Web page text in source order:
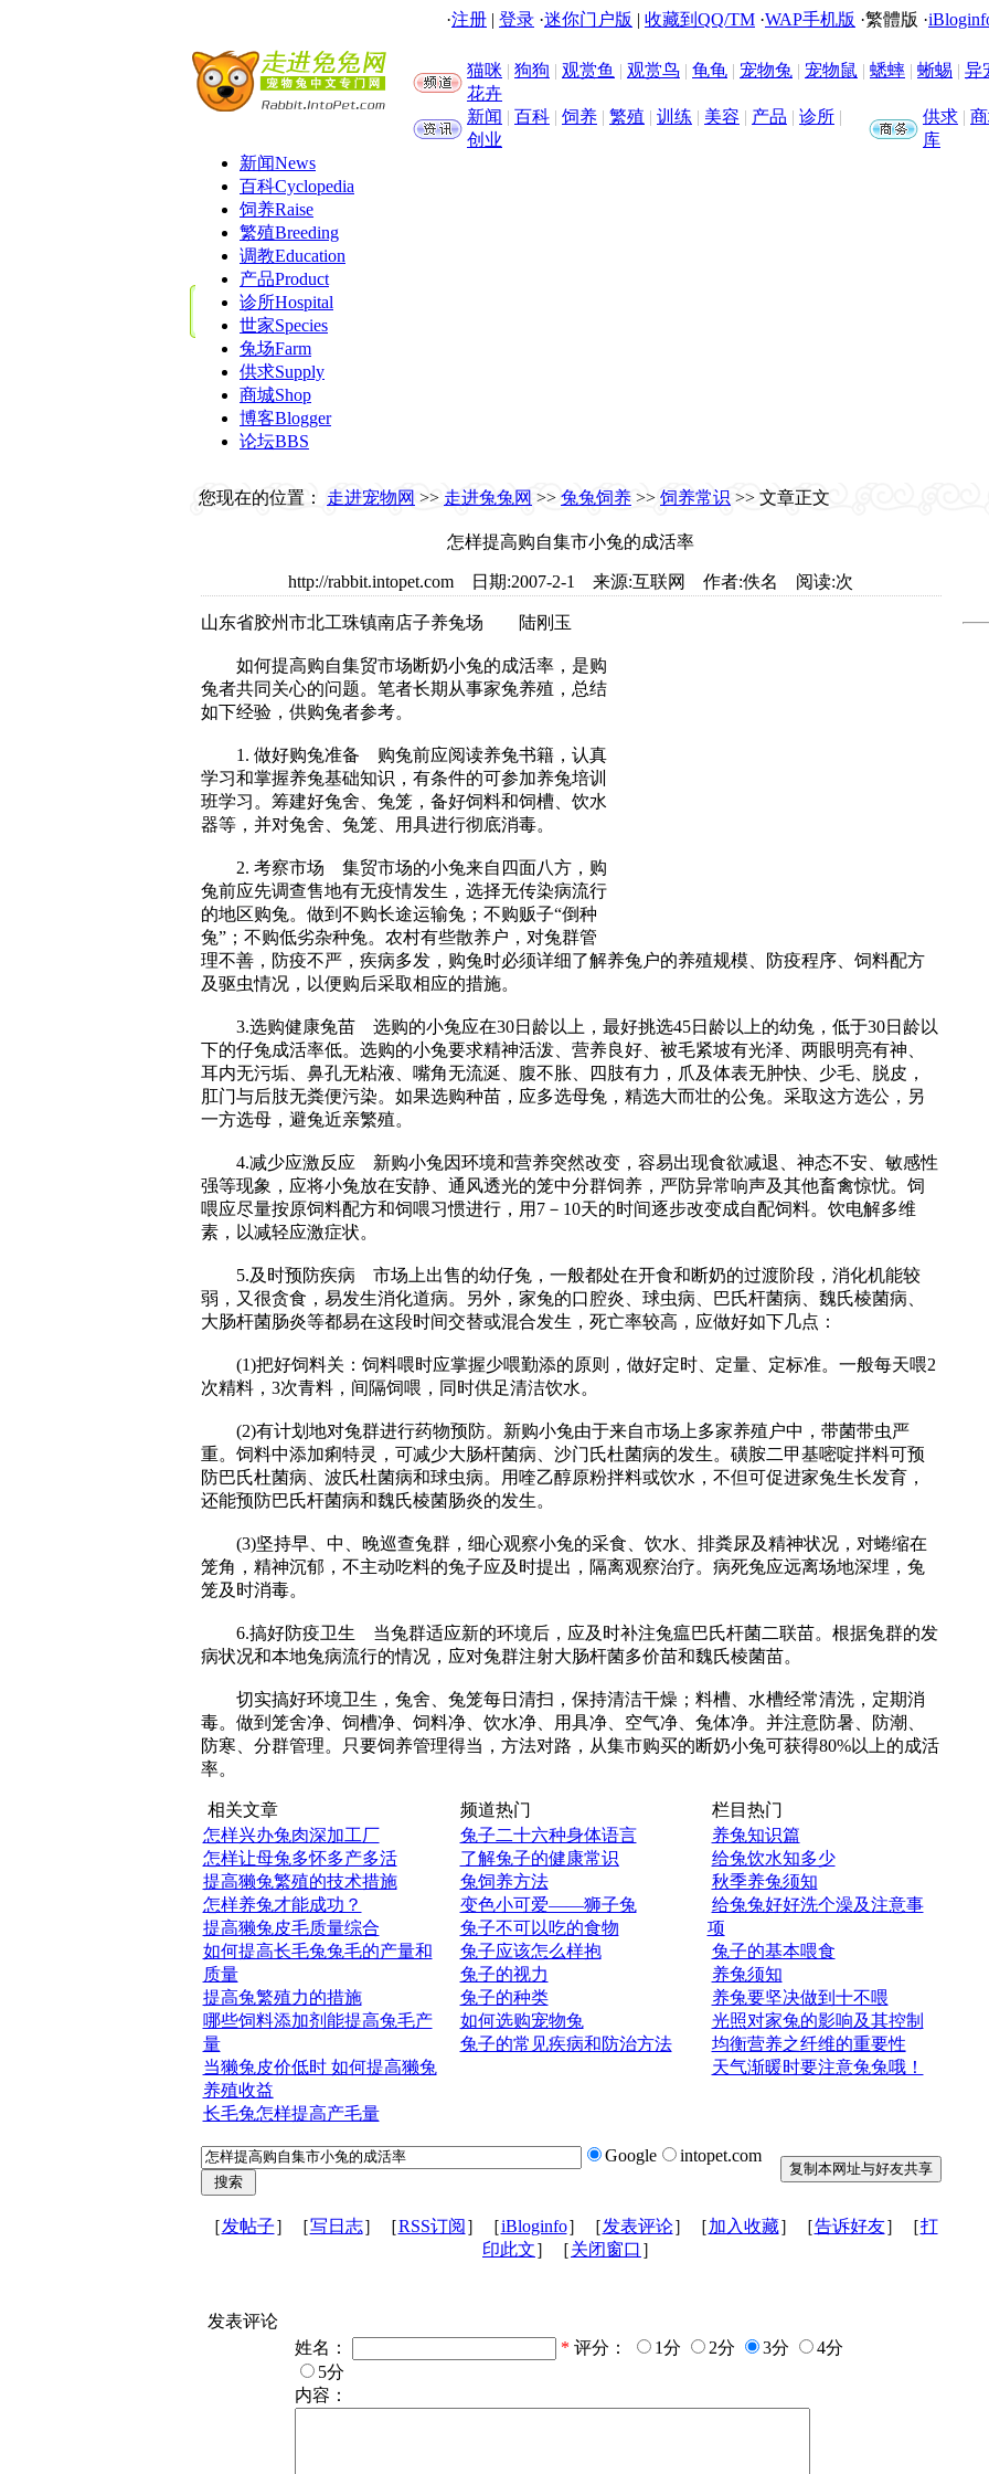
·注册 | 登录 ·迷你门户版 | 收藏到QQ/TM ·WAP手机版 ·繁體版 ·
猫咪 | 狗狗 | 观赏鱼 | 观赏鸟 | 龟龟 | 宠物兔 | 宠物鼠 | 蟋蟀 | 蜥蜴 | 异
花卉
新闻 | 百科 | 饲养 | 繁殖 | 训练 | 美容 | 产品 | 诊所 |
创业
供求 |
库
新闻News
百科Cyclopedia
饲养Raise
繁殖Breeding
调教Education
产品Product
诊所Hospital
世家Species
兔场Farm
供求Supply
商城Shop
博客Blogger
论坛BBS
您现在的位置： 走进宠物网 >> 走进兔兔网 >> 兔兔饲养 >> 饲养常识 >> 文章正文
怎样提高购自集市小兔的成活率
http://rabbit.intopet.com 日期:2007-2-1 来源:互联网 作者:佚名 阅读:次
山东省胶州市北工珠镇南店子养兔场 陆刚玉
如何提高购自集贸市场断奶小兔的成活率，是购
兔者共同关心的问题。笔者长期从事家兔养殖，总结
如下经验，供购兔者参考。
1. 做好购兔准备 购兔前应阅读养兔书籍，认真
学习和掌握养兔基础知识，有条件的可参加养兔培训
班学习。筹建好兔舍、兔笼，备好饲料和饲槽、饮水
器等，并对兔舍、兔笼、用具进行彻底消毒。
2. 考察市场 集贸市场的小兔来自四面八方，购
兔前应先调查售地有无疫情发生，选择无传染病流行
的地区购兔。做到不购长途运输兔；不购贩子“倒种
兔”；不购低劣杂种兔。农村有些散养户，对兔群管
理不善，防疫不严，疾病多发，购兔时必须详细了解养兔户的养殖规模、防疫程序、饲料配方
及驱虫情况，以便购后采取相应的措施。
3.选购健康兔苗 选购的小兔应在30日龄以上，最好挑选45日龄以上的幼兔，低于30日龄以
下的仔兔成活率低。选购的小兔要求精神活泼、营养良好、被毛紧坡有光泽、两眼明亮有神、
耳内无污垢、鼻孔无粘液、嘴角无流涎、腹不胀、四肢有力，爪及体表无肿快、少毛、脱皮，
肛门与后肢无粪便污染。如果选购种苗，应多选母兔，精选大而壮的公兔。采取这方选公，另
一方选母，避兔近亲繁殖。
4.减少应激反应 新购小兔因环境和营养突然改变，容易出现食欲减退、神态不安、敏感性
强等现象，应将小兔放在安静、通风透光的笼中分群饲养，严防异常响声及其他畜禽惊忧。饲
喂应尽量按原饲料配方和饲喂习惯进行，用7－10天的时间逐步改变成自配饲料。饮电解多维
素，以减轻应激症状。
5.及时预防疾病 市场上出售的幼仔兔，一般都处在开食和断奶的过渡阶段，消化机能较
弱，又很贪食，易发生消化道病。另外，家兔的口腔炎、球虫病、巴氏杆菌病、魏氏棱菌病、
大肠杆菌肠炎等都易在这段时间交替或混合发生，死亡率较高，应做好如下几点：
(1)把好饲料关：饲料喂时应掌握少喂勤添的原则，做好定时、定量、定标准。一般每天喂2
次精料，3次青料，间隔饲喂，同时供足清洁饮水。
(2)有计划地对兔群进行药物预防。新购小兔由于来自市场上多家养殖户中，带菌带虫严
重。饲料中添加痢特灵，可减少大肠杆菌病、沙门氏杜菌病的发生。磺胺二甲基嘧啶拌料可预
防巴氏杜菌病、波氏杜菌病和球虫病。用喹乙醇原粉拌料或饮水，不但可促进家兔生长发育，
还能预防巴氏杆菌病和魏氏棱菌肠炎的发生。
(3)坚持早、中、晚巡查兔群，细心观察小兔的采食、饮水、排粪尿及精神状况，对蜷缩在
笼角，精神沉郁，不主动吃料的兔子应及时提出，隔离观察治疗。病死兔应远离场地深埋，兔
笼及时消毒。
6.搞好防疫卫生 当兔群适应新的环境后，应及时补注兔瘟巴氏杆菌二联苗。根据兔群的发
病状况和本地兔病流行的情况，应对兔群注射大肠杆菌多价苗和魏氏棱菌苗。
切实搞好环境卫生，兔舍、兔笼每日清扫，保持清洁干燥；料槽、水槽经常清洗，定期消
毒。做到笼舍净、饲槽净、饲料净、饮水净、用具净、空气净、兔体净。并注意防暑、防潮、
防寒、分群管理。只要饲养管理得当，方法对路，从集市购买的断奶小兔可获得80%以上的成活
率。
相关文章
怎样兴办兔肉深加工厂
怎样让母兔多怀多产多活
提高獭兔繁殖的技术措施
怎样养兔才能成功？
提高獭兔皮毛质量综合
如何提高长毛兔兔毛的产量和
质量
提高兔繁殖力的措施
哪些饲料添加剂能提高兔毛产
量
当獭兔皮价低时 如何提高獭兔
养殖收益
长毛兔怎样提高产毛量
频道热门
兔子二十六种身体语言
了解兔子的健康常识
兔饲养方法
变色小可爱——狮子兔
兔子不可以吃的食物
兔子应该怎么样抱
兔子的视力
兔子的种类
如何选购宠物兔
兔子的常见疾病和防治方法
栏目热门
养兔知识篇
给兔饮水知多少
秋季养兔须知
给兔兔好好洗个澡及注意事
项
兔子的基本喂食
养兔须知
养兔要坚决做到十不喂
光照对家兔的影响及其控制
均衡营养之纤维的重要性
天气渐暖时要注意兔兔哦！
Google intopet.com
［发帖子］［写日志］［RSS订阅 ］［iBloginfo］［发表评论］［加入收藏］［告诉好友］［打
印此文］［关闭窗口 ］
发表评论
姓名：
* 评分： 1分 2分 3分
4分
5分
内容：